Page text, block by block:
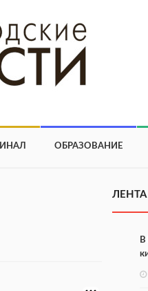
ОБРАЗОВАНИЕ
В